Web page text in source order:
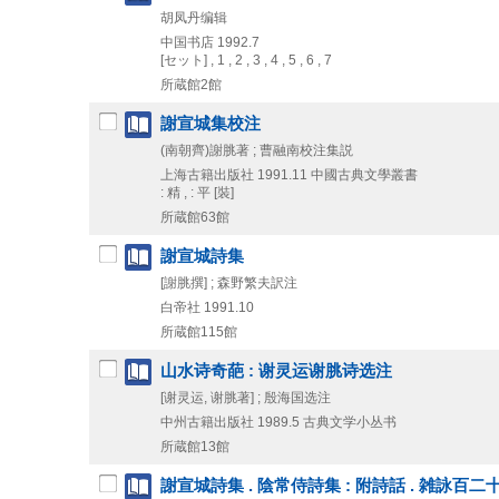
胡凤丹编辑
中国书店 1992.7
[セット] , 1 , 2 , 3 , 4 , 5 , 6 , 7
所蔵館2館
謝宣城集校注
(南朝齊)謝脁著 ; 曹融南校注集説
上海古籍出版社 1991.11 中國古典文學叢書
: 精 , : 平 [裝]
所蔵館63館
謝宣城詩集
[謝脁撰] ; 森野繁夫訳注
白帝社 1991.10
所蔵館115館
山水诗奇葩 : 谢灵运谢脁诗选注
[谢灵运, 谢脁著] ; 殷海国选注
中州古籍出版社 1989.5 古典文学小丛书
所蔵館13館
謝宣城詩集 . 陰常侍詩集 : 附詩話 . 雑詠百二